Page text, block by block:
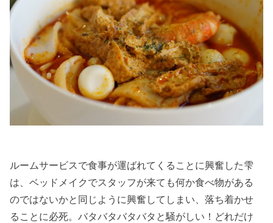
ルームサービスで食事が運ばれてくることに興奮した雫
は、ベッドメイクでスタッフが来ても何か食べ物がある
のではないかと同じように興奮してしまい、落ち着かせ
ることに必死。バタバタバタバタと騒がしい！どれだけ